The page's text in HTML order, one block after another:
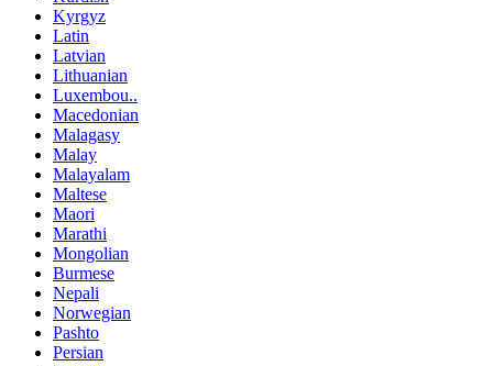
Kyrgyz
Latin
Latvian
Lithuanian
Luxembou..
Macedonian
Malagasy
Malay
Malayalam
Maltese
Maori
Marathi
Mongolian
Burmese
Nepali
Norwegian
Pashto
Persian